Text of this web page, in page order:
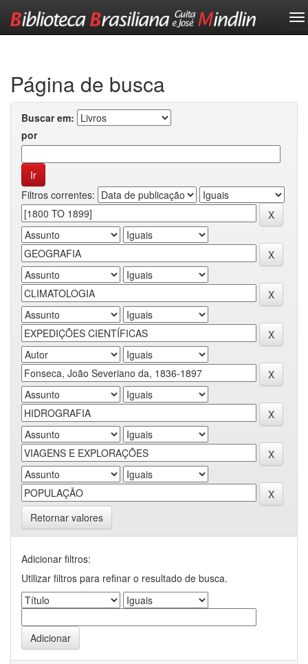
Página de busca
Buscar em:
por
Filtros correntes:
Retornar valores
Adicionar filtros:
Utilizar filtros para refinar o resultado de busca.